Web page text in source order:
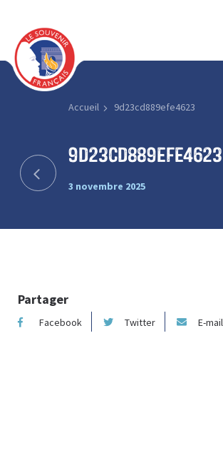
Accueil 9d23cd889efe4623
9d23cd889efe4623
3 novembre 2025
Partager
Facebook Twitter E-mail